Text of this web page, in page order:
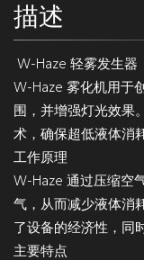
描述
W-Haze 轻雾发生器
W-Haze 雾化机用于
围，并增强灯光效果
术，确保超低液体消
工作原理
W-Haze 通过压缩空
气，从而减少液体消
了设备的经济性，同
主要特点